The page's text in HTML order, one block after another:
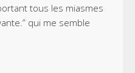
tous les miasmes
qui me semble